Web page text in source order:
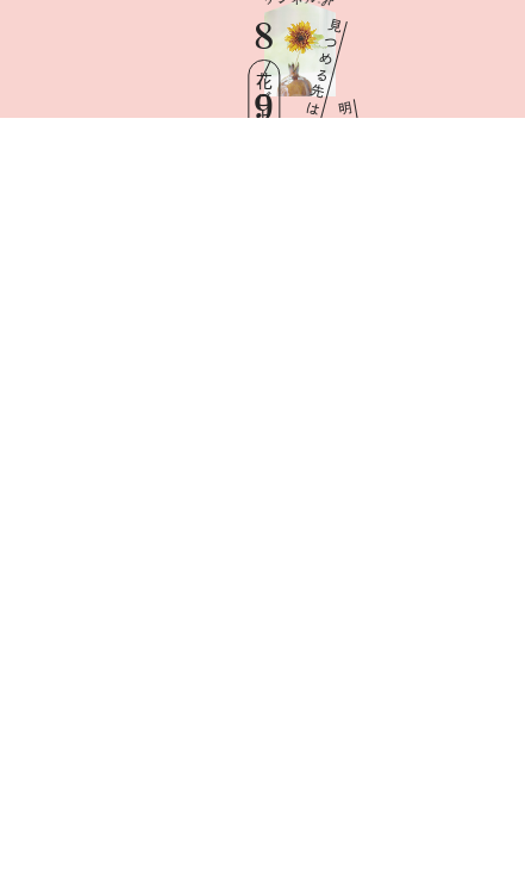
見
つ
め
る
先
は
明
8
9
花ごよみ